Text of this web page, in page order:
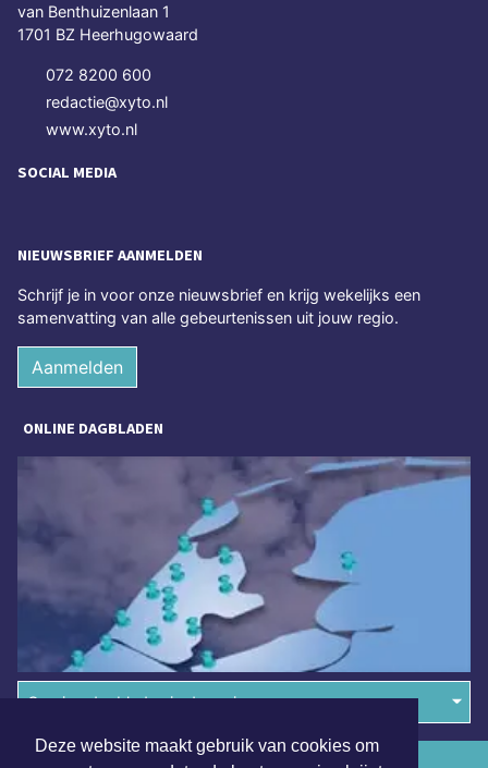
Deze website maakt gebruik van cookies om
van Benthuizenlaan 1
1701 BZ Heerhugowaard
072 8200 600
redactie@xyto.nl
www.xyto.nl
SOCIAL MEDIA
NIEUWSBRIEF AANMELDEN
Schrijf je in voor onze nieuwsbrief en krijg wekelijks een
samenvatting van alle gebeurtenissen uit jouw regio.
Aanmelden
ONLINE DAGBLADEN
Overige dagbladen in de regio